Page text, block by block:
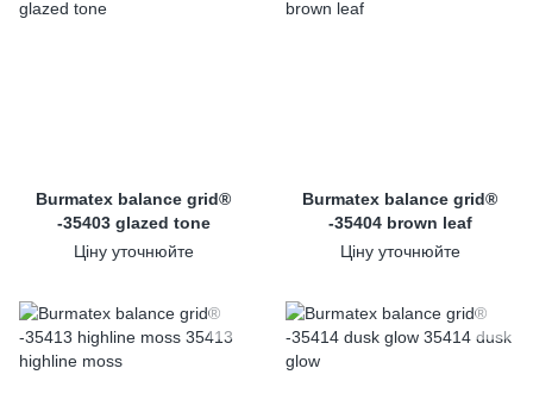
Burmatex balance grid®
-35403 glazed tone
Ціну уточнюйте
Burmatex balance grid®
-35404 brown leaf
Ціну уточнюйте